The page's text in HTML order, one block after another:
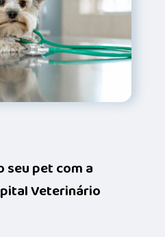
seu pet com a
Veterinário